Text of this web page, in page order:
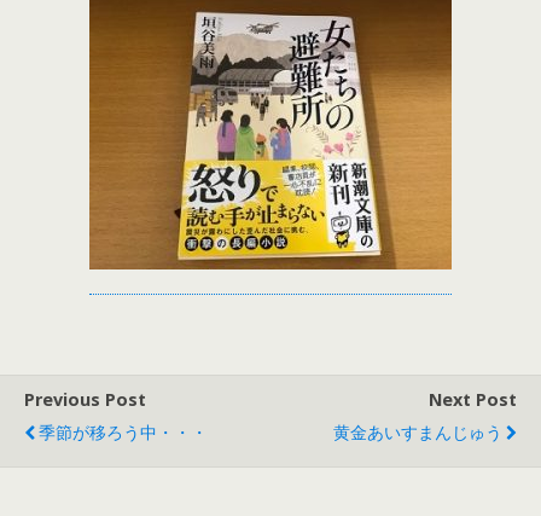
Previous Post
季節が移ろう中・・・
Next Post
黄金あいすまんじゅう